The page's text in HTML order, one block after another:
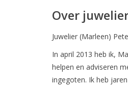
Over
Juwelier (Marleen)
In april 2013 heb ik,
helpen en adviseren
ingegoten. Ik heb